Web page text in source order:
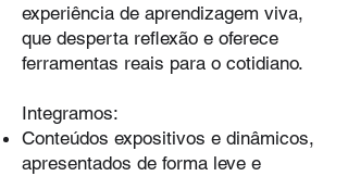
experiência de aprendizagem viva,
que desperta reflexão e oferece
ferramentas reais para o cotidiano.
Integramos:
Conteúdos expositivos e dinâmicos,
apresentados de forma leve e